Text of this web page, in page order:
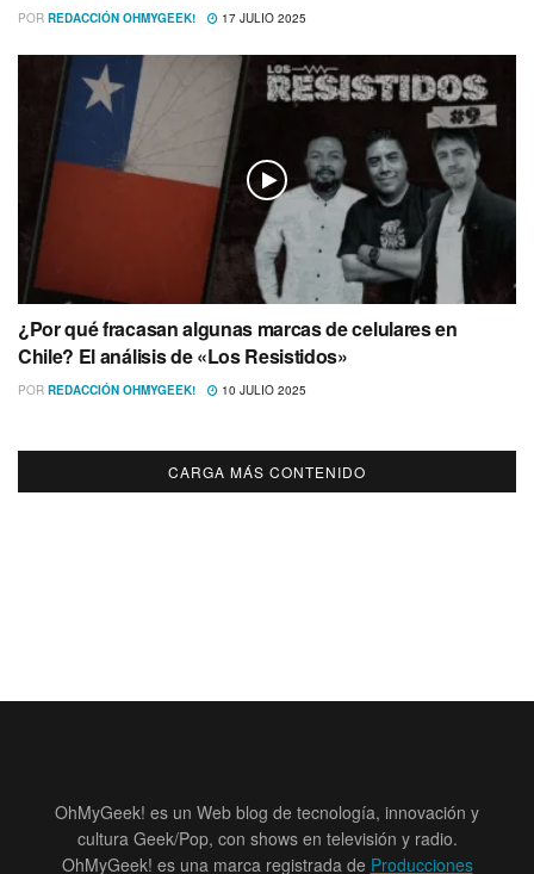
POR REDACCIÓN OHMYGEEK! 17 JULIO 2025
¿Por qué fracasan algunas marcas de celulares en
Chile? El análisis de «Los Resistidos»
POR REDACCIÓN OHMYGEEK! 10 JULIO 2025
CARGA MÁS CONTENIDO
OhMyGeek! es un Web blog de tecnología, innovación y
cultura Geek/Pop, con shows en televisión y radio.
OhMyGeek! es una marca registrada de Producciones